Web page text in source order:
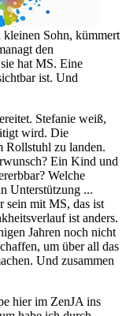
kleinen Sohn, kümmert
den
hat MS. Eine
ist. Und
Stefanie weiß,
wird. Die
Rollstuhl zu landen.
Ein Kind und
Welche
Unterstützung ...
sein mit MS, das ist
ist anders.
Jahren noch nicht
um über all das
Und zusammen
hier im ZenJA ins